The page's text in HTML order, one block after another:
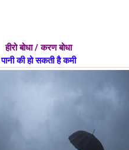
हीरो बोधा / करण बोधा
पानी की हो सकती है कमी